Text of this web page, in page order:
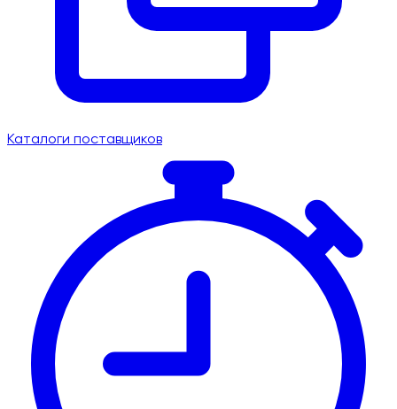
Каталоги поставщиков